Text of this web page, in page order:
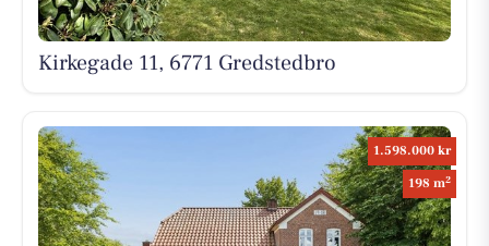
Kirkegade 11, 6771 Gredstedbro
1.598.000 kr
198 m2